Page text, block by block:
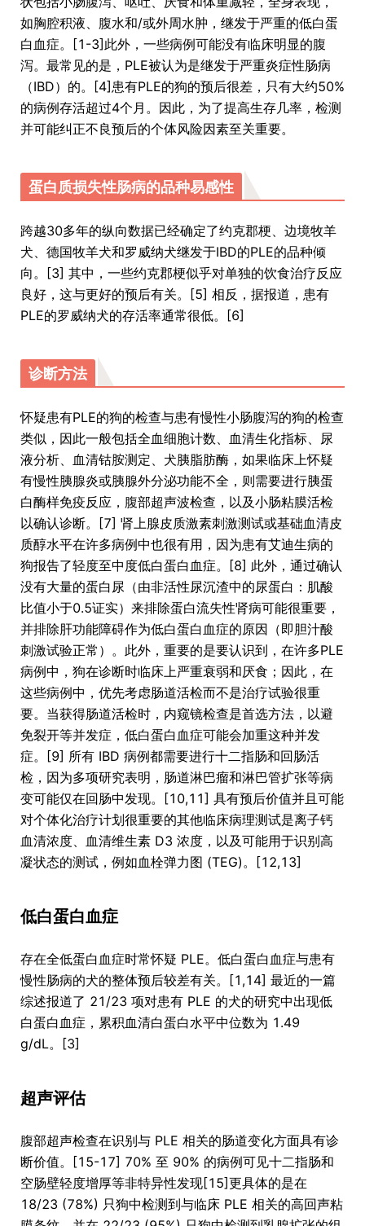
如胸腔积液、腹水和/或外周水肿，继发于严重的低白蛋
白血症。[1-3]此外，一些病例可能没有临床明显的腹
泻。最常见的是，PLE被认为是继发于严重炎症性肠病
（IBD）的。[4]患有PLE的狗的预后很差，只有大约50%
的病例存活超过4个月。因此，为了提高生存几率，检测
并可能纠正不良预后的个体风险因素至关重要。
蛋白质损失性肠病的品种易感性
跨越30多年的纵向数据已经确定了约克郡梗、边境牧羊
犬、德国牧羊犬和罗威纳犬继发于IBD的PLE的品种倾
向。[3] 其中，一些约克郡梗似乎对单独的饮食治疗反应
良好，这与更好的预后有关。[5] 相反，据报道，患有
PLE的罗威纳犬的存活率通常很低。[6]
诊断方法
怀疑患有PLE的狗的检查与患有慢性小肠腹泻的狗的检查
类似，因此一般包括全血细胞计数、血清生化指标、尿
液分析、血清钴胺测定、犬胰脂肪酶，如果临床上怀疑
有慢性胰腺炎或胰腺外分泌功能不全，则需要进行胰蛋
白酶样免疫反应，腹部超声波检查，以及小肠粘膜活检
以确认诊断。[7] 肾上腺皮质激素刺激测试或基础血清皮
质醇水平在许多病例中也很有用，因为患有艾迪生病的
狗报告了轻度至中度低白蛋白血症。[8] 此外，通过确认
没有大量的蛋白尿（由非活性尿沉渣中的尿蛋白：肌酸
比值小于0.5证实）来排除蛋白流失性肾病可能很重要，
并排除肝功能障碍作为低白蛋白血症的原因（即胆汁酸
刺激试验正常）。此外，重要的是要认识到，在许多PLE
病例中，狗在诊断时临床上严重衰弱和厌食；因此，在
这些病例中，优先考虑肠道活检而不是治疗试验很重
要。当获得肠道活检时，内窥镜检查是首选方法，以避
免裂开等并发症，低白蛋白血症可能会加重这种并发
症。[9] 所有 IBD 病例都需要进行十二指肠和回肠活
检，因为多项研究表明，肠道淋巴瘤和淋巴管扩张等病
变可能仅在回肠中发现。[10,11] 具有预后价值并且可能
对个体化治疗计划很重要的其他临床病理测试是离子钙
血清浓度、血清维生素 D3 浓度，以及可能用于识别高
凝状态的测试，例如血栓弹力图 (TEG)。[12,13]
低白蛋白血症
存在全低蛋白血症时常怀疑 PLE。低白蛋白血症与患有
慢性肠病的犬的整体预后较差有关。[1,14] 最近的一篇
综述报道了 21/23 项对患有 PLE 的犬的研究中出现低
白蛋白血症，累积血清白蛋白水平中位数为 1.49
g/dL。[3]
超声评估
腹部超声检查在识别与 PLE 相关的肠道变化方面具有诊
断价值。[15-17] 70% 至 90% 的病例可见十二指肠和
空肠壁轻度增厚等非特异性发现[15]更具体的是在
18/23 (78%) 只狗中检测到与临床 PLE 相关的高回声粘